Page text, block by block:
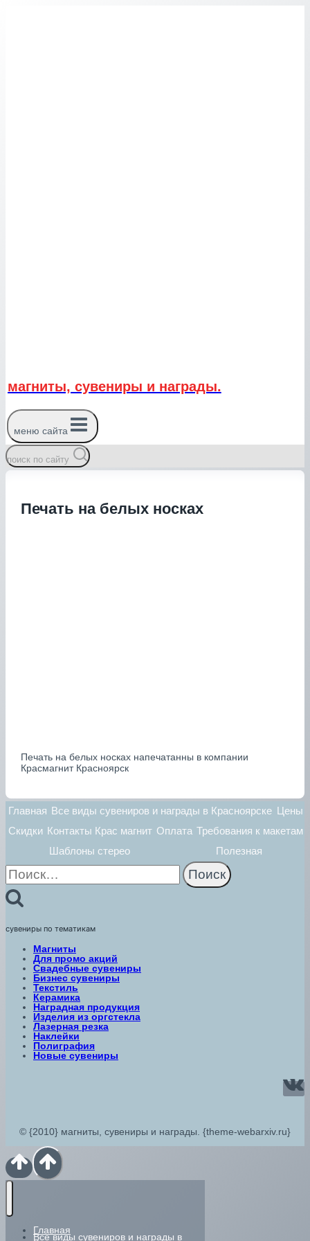
магниты, сувениры и награды.
меню сайта
поиск по сайту
Печать на белых носках
Печать на белых носках напечатанны в компании
Красмагнит Красноярск
Главная Все виды сувениров и награды в Красноярске Цены
Скидки Контакты Крас магнит Оплата Требования к макетам
Шаблоны стерео
Полезная
Найти:
сувениры по тематикам
Магниты
Для промо акций
Свадебные сувениры
Бизнес сувениры
Текстиль
Керамика
Наградная продукция
Изделия из оргстекла
Лазерная резка
Наклейки
Полиграфия
Новые сувениры
© {2010} магниты, сувениры и награды. {theme-webarxiv.ru}
Главная
Все виды сувениров и награды в